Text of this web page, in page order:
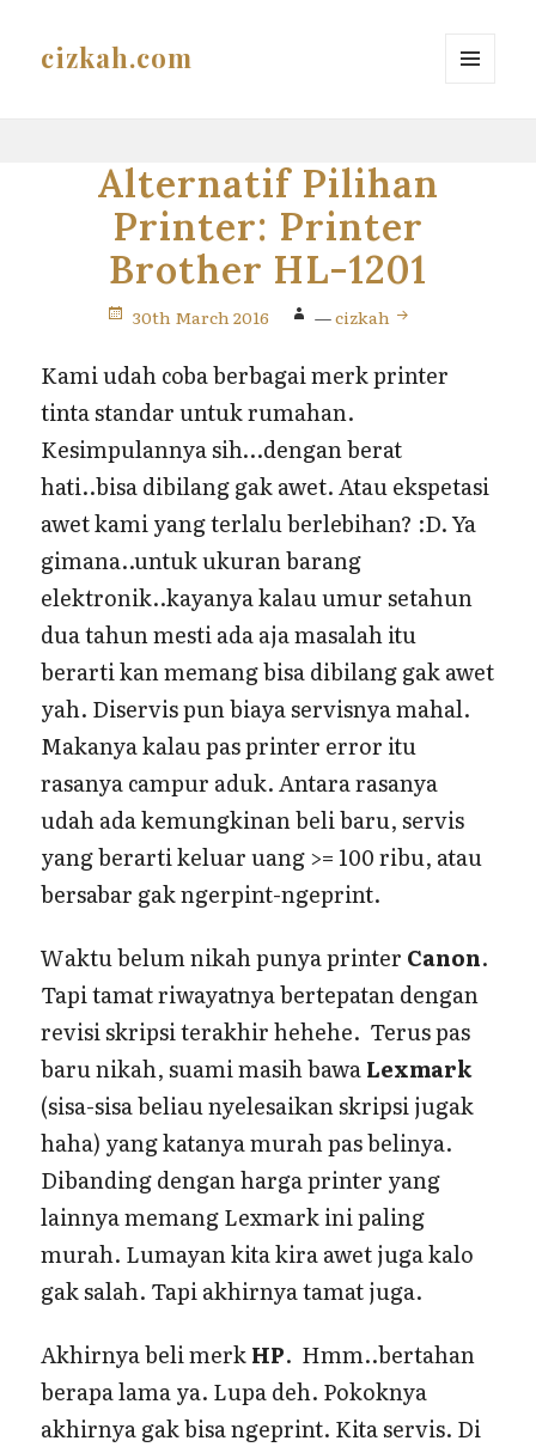
cizkah.com
Alternatif Pilihan
Printer: Printer
Brother HL-1201
30th March 2016 —cizkah
Kami udah coba berbagai merk printer
tinta standar untuk rumahan.
Kesimpulannya sih…dengan berat
hati..bisa dibilang gak awet. Atau ekspetasi
awet kami yang terlalu berlebihan? :D. Ya
gimana..untuk ukuran barang
elektronik..kayanya kalau umur setahun
dua tahun mesti ada aja masalah itu
berarti kan memang bisa dibilang gak awet
yah. Diservis pun biaya servisnya mahal.
Makanya kalau pas printer error itu
rasanya campur aduk. Antara rasanya
udah ada kemungkinan beli baru, servis
yang berarti keluar uang >= 100 ribu, atau
bersabar gak ngerpint-ngeprint.
Waktu belum nikah punya printer Canon.
Tapi tamat riwayatnya bertepatan dengan
revisi skripsi terakhir hehehe. Terus pas
baru nikah, suami masih bawaLexmark
(sisa-sisa beliau nyelesaikan skripsi jugak
haha) yang katanya murah pas belinya.
Dibanding dengan harga printer yang
lainnya memang Lexmark ini paling
murah. Lumayan kita kira awet juga kalo
gak salah. Tapi akhirnya tamat juga.
Akhirnya beli merkHP. Hmm..bertahan
berapa lama ya. Lupa deh. Pokoknya
akhirnya gak bisa ngeprint. Kita servis. Di